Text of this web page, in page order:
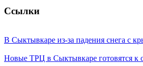
Ссылки
В Сыктывкаре из-за падения снега с
Новые ТРЦ в Сыктывкаре готовятся к